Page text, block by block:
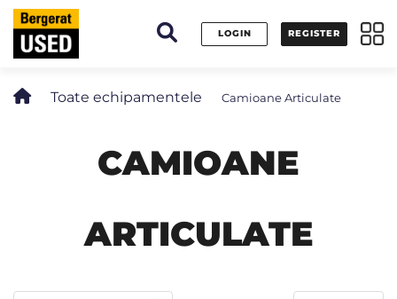
LOGIN REGISTER
Toate echipamentele Camioane Articulate
CAMIOANE
ARTICULATE
Panoul de gestionare a panourilor cookie